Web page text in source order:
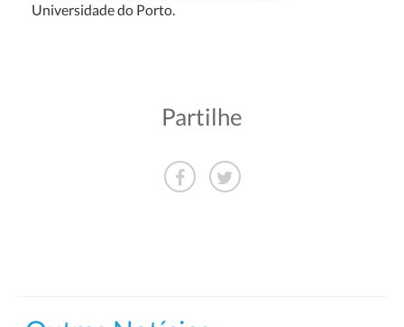
Universidade do Porto.
Partilhe